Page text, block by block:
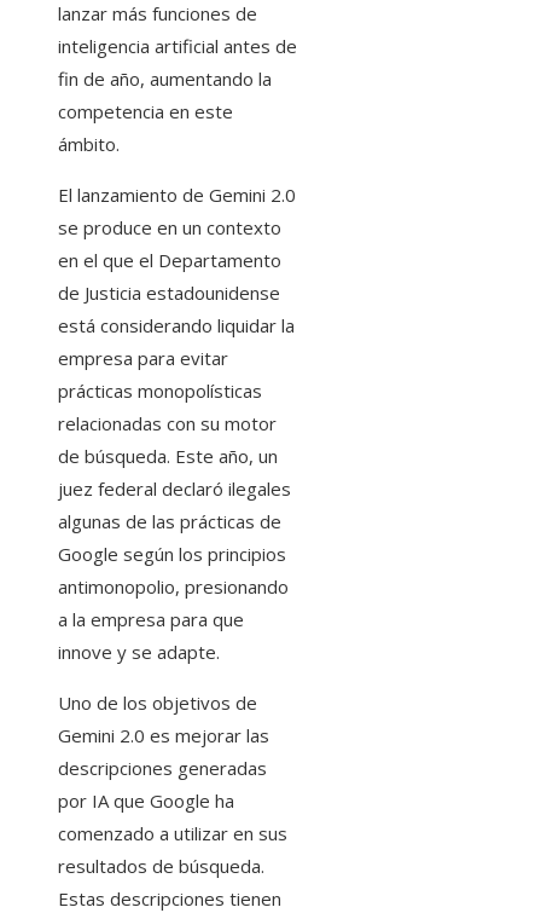
lanzar más funciones de
inteligencia artificial antes de
fin de año, aumentando la
competencia en este
ámbito.
El lanzamiento de Gemini 2.0
se produce en un contexto
en el que el Departamento
de Justicia estadounidense
está considerando liquidar la
empresa para evitar
prácticas monopolísticas
relacionadas con su motor
de búsqueda. Este año, un
juez federal declaró ilegales
algunas de las prácticas de
Google según los principios
antimonopolio, presionando
a la empresa para que
innove y se adapte.
Uno de los objetivos de
Gemini 2.0 es mejorar las
descripciones generadas
por IA que Google ha
comenzado a utilizar en sus
resultados de búsqueda.
Estas descripciones tienen